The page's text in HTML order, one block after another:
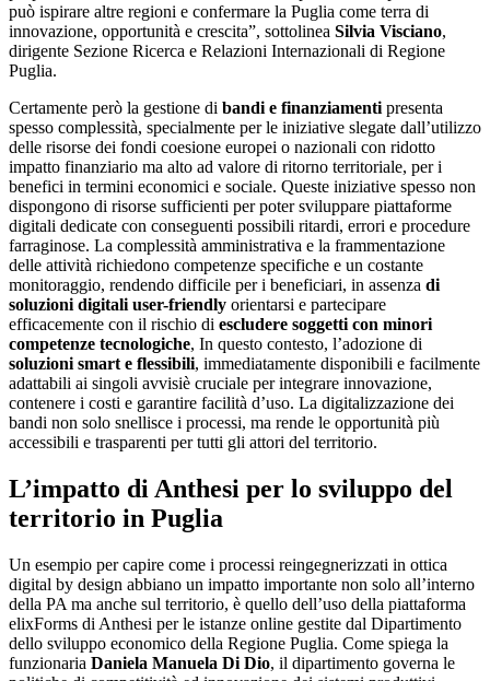
può ispirare altre regioni e confermare la Puglia come terra di
innovazione, opportunità e crescita”, sottolinea Silvia Visciano,
dirigente Sezione Ricerca e Relazioni Internazionali di Regione
Puglia.
Certamente però la gestione di bandi e finanziamenti presenta
spesso complessità, specialmente per le iniziative slegate dall’utilizzo
delle risorse dei fondi coesione europei o nazionali con ridotto
impatto finanziario ma alto ad valore di ritorno territoriale, per i
benefici in termini economici e sociale. Queste iniziative spesso non
dispongono di risorse sufficienti per poter sviluppare piattaforme
digitali dedicate con conseguenti possibili ritardi, errori e procedure
farraginose. La complessità amministrativa e la frammentazione
delle attività richiedono competenze specifiche e un costante
monitoraggio, rendendo difficile per i beneficiari, in assenza di
soluzioni digitali user-friendly orientarsi e partecipare
efficacemente con il rischio di escludere soggetti con minori
competenze tecnologiche, In questo contesto, l’adozione di
soluzioni smart e flessibili, immediatamente disponibili e facilmente
adattabili ai singoli avvisiè cruciale per integrare innovazione,
contenere i costi e garantire facilità d’uso. La digitalizzazione dei
bandi non solo snellisce i processi, ma rende le opportunità più
accessibili e trasparenti per tutti gli attori del territorio.
L’impatto di Anthesi per lo sviluppo del
territorio in Puglia
Un esempio per capire come i processi reingegnerizzati in ottica
digital by design abbiano un impatto importante non solo all’interno
della PA ma anche sul territorio, è quello dell’uso della piattaforma
elixForms di Anthesi per le istanze online gestite dal Dipartimento
dello sviluppo economico della Regione Puglia. Come spiega la
funzionaria Daniela Manuela Di Dio, il dipartimento governa le